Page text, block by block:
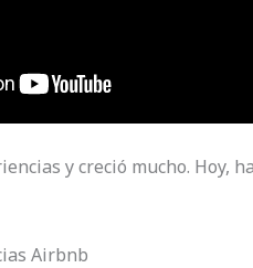
y creció mucho. Hoy,
Airbnb